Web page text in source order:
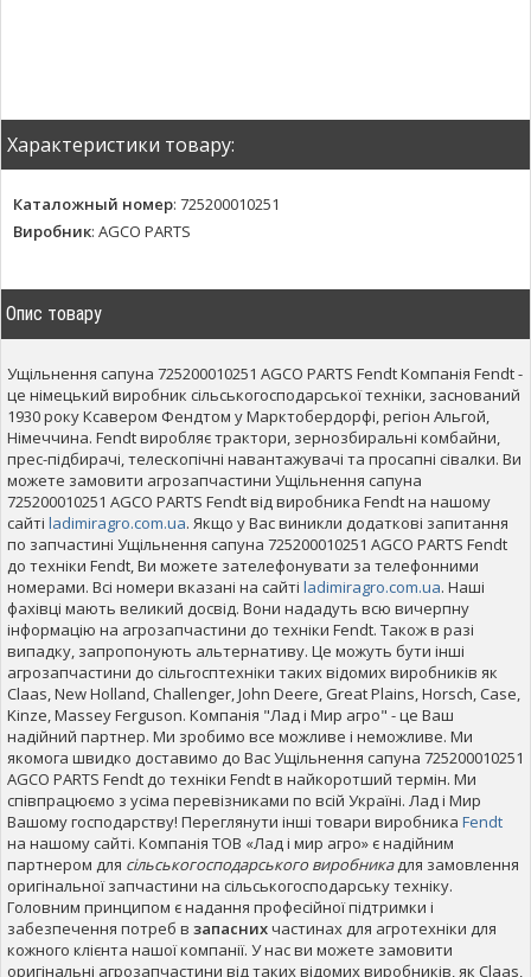
Характеристики товару:
Каталожный номер: 725200010251
Виробник: AGCO PARTS
Опис товару
Ущільнення сапуна 725200010251 AGCO PARTS Fendt Компанія Fendt -
це німецький виробник сільськогосподарської техніки, заснований
1930 року Ксавером Фендтом у Марктобердорфі, регіон Альгой,
Німеччина. Fendt виробляє трактори, зернозбиральні комбайни,
прес-підбирачі, телескопічні навантажувачі та просапні сівалки. Ви
можете замовити агрозапчастини Ущільнення сапуна
725200010251 AGCO PARTS Fendt від виробника Fendt на нашому
сайті ladimiragro.com.ua. Якщо у Вас виникли додаткові запитання
по запчастині Ущільнення сапуна 725200010251 AGCO PARTS Fendt
до техніки Fendt, Ви можете зателефонувати за телефонними
номерами. Всі номери вказані на сайті ladimiragro.com.ua. Наші
фахівці мають великий досвід. Вони нададуть всю вичерпну
інформацію на агрозапчастини до техніки Fendt. Також в разі
випадку, запропонують альтернативу. Це можуть бути інші
агрозапчастини до сільгосптехніки таких відомих виробників як
Claas, New Holland, Challenger, John Deere, Great Plains, Horsch, Case,
Kinze, Massey Ferguson. Компанія "Лад і Мир агро" - це Ваш
надійний партнер. Ми зробимо все можливе і неможливе. Ми
якомога швидко доставимо до Вас Ущільнення сапуна 725200010251
AGCO PARTS Fendt до техніки Fendt в найкоротший термін. Ми
співпрацюємо з усіма перевізниками по всій Україні. Лад і Мир
Вашому господарству! Переглянути інші товари виробника Fendt
на нашому сайті. Компанія ТОВ «Лад і мир агро» є надійним
партнером для сільськогосподарського виробникадля замовлення
оригінальної запчастини на сільськогосподарську техніку.
Головним принципом є надання професійної підтримки і
забезпечення потреб в запаснихчастинах для агротехніки для
кожного клієнта нашої компанії. У нас ви можете замовити
оригінальні агрозапчастини від таких відомих виробників, як Claas,